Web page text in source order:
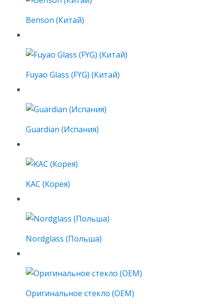
Benson (Китай)
Fuyao Glass (FYG) (Китай)
Guardian (Испания)
KAC (Корея)
Nordglass (Польша)
Оригинальное стекло (OEM)